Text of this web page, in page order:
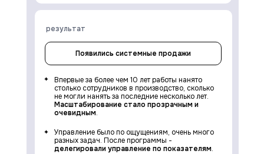
результат
Появились системные продажи
Впервые за более чем 10 лет работы нанято
столько сотрудников в производство, сколько
не могли нанять за последние несколько лет.
Масштабирование стало прозрачным и
очевидным.
Управление было по ощущениям, очень много
разных задач. После программы -
делегировали управление по показателям.